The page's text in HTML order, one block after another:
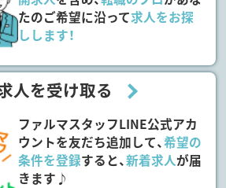
たのご希望に沿って求人をお探
しします！
人を受け取る
ファルマスタッフLINE公式アカ
ウントを友だち追加して、希望の
条件を登録すると、新着求人が届
きます♪